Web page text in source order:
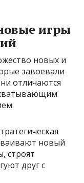
игры
новых и
завоевали
отличаются
новый
строят
друг с